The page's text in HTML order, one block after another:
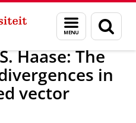
Menu
en
zoeken
Haase: The
in
vector